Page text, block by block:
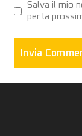
Salva il mio
per la